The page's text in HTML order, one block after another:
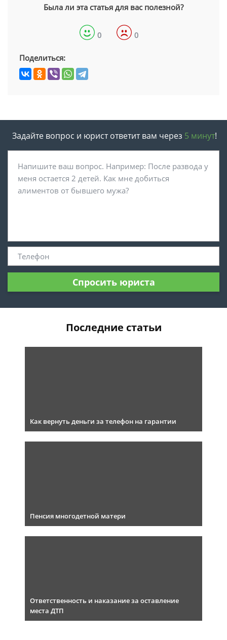
Была ли эта статья для вас полезной?
0 0
Поделиться:
Задайте вопрос и юрист ответит вам через 5 минут!
Спросить юриста
Последние статьи
Как вернуть деньги за телефон на гарантии
Пенсия многодетной матери
Ответственность и наказание за оставление
места ДТП